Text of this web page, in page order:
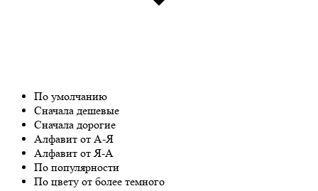
По умолчанию
Сначала дешевые
Сначала дорогие
Алфавит от А-Я
Алфавит от Я-А
По популярности
По цвету от более темного